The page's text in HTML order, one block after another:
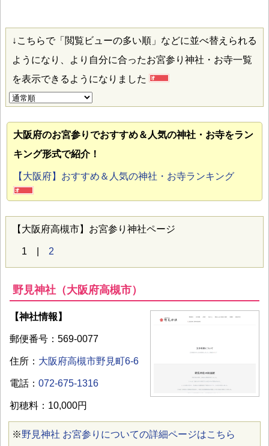
↓こちらで「閲覧ビューの多い順」などに並べ替えられる
ようになり、より自分に合ったお宮参り神社・お寺一覧
を表示できるようになりました
大阪府のお宮参りでおすすめ＆人気の神社・お寺をラン
キング形式で紹介！
【大阪府】おすすめ＆人気の神社・お寺ランキング
【大阪府高槻市】お宮参り神社ページ
1 | 2
野見神社（大阪府高槻市）
【神社情報】
郵便番号：569-0077
住所： 大阪府高槻市野見町6-6
電話： 072-675-1316
初穂料：10,000円
※野見神社 お宮参りについての詳細ページはこちら